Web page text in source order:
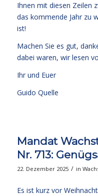
Ihnen mit diesen Zeilen
das kommende Jahr zu
ist!
Machen Sie es gut,
dabei waren, wir lesen
Ihr und Euer
Guido Quelle
Mandat
Nr. 713:
22. Dezember 2025 / in
Es ist kurz vor